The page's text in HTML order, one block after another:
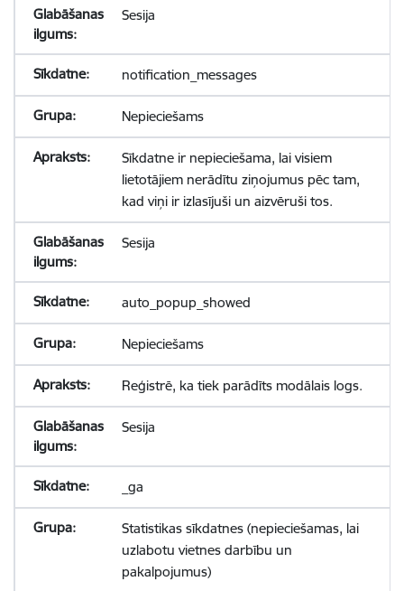
Sesija
notification_messages
Nepieciešams
Sīkdatne ir nepieciešama, lai visiem
lietotājiem nerādītu ziņojumus pēc tam,
kad viņi ir izlasījuši un aizvēruši tos.
Sesija
auto_popup_showed
Nepieciešams
Reģistrē, ka tiek parādīts modālais logs.
Sesija
_ga
Statistikas sīkdatnes (nepieciešamas, lai
uzlabotu vietnes darbību un
pakalpojumus)